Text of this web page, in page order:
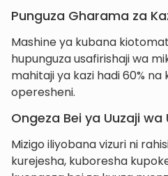
Punguza Gharama za
Mashine ya kubana
hupunguza usafirishaji wa
mahitaji ya kazi hadi 60%
operesheni.
Ongeza Bei ya Uuzaji wa
Mizigo iliyobana vizuri ni
kurejesha, kuboresha